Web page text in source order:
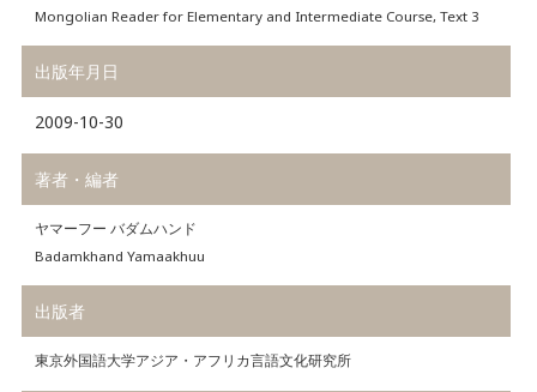
Mongolian Reader for Elementary and Intermediate Course, Text 3
出版年月日
2009-10-30
著者・編者
ヤマーフー バダムハンド
Badamkhand Yamaakhuu
出版者
東京外国語大学アジア・アフリカ言語文化研究所